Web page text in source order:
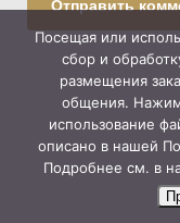
Посещая или
сбор и
размещения
общения.
использование
описано в нашей
Подробнее см. в